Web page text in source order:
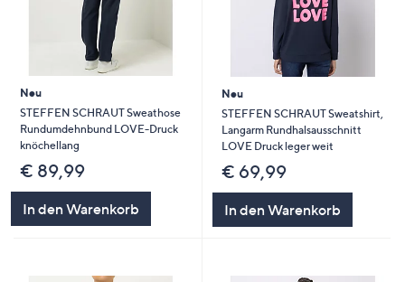
Neu
STEFFEN SCHRAUT Sweathose
Rundumdehnbund LOVE-Druck
knöchellang
€ 89,99
In den Warenkorb
Neu
STEFFEN SCHRAUT Sweatshirt,
Langarm Rundhalsausschnitt
LOVE Druck leger weit
€ 69,99
In den Warenkorb